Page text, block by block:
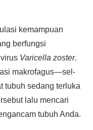
kemampuan
berfungsi
Varicella zoster.
makrofagus—sel-
tubuh sedang terluka
lalu mencari
tubuh Anda.